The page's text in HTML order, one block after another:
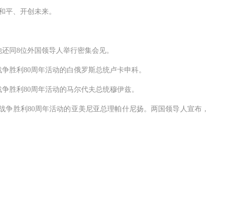
、开创未来。
同8位外国领导人举行密集会见。
利80周年活动的白俄罗斯总统卢卡申科。
利80周年活动的马尔代夫总统穆伊兹。
胜利80周年活动的亚美尼亚总理帕什尼扬。两国领导人宣布，